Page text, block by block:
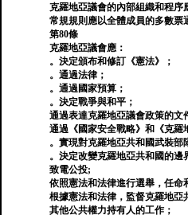
克羅地亞議會的內部組織和程序
常規規則應以全體成員的多數票
第80條
克羅地亞議會應：
。決定頒布和修訂《憲法》；
。通過法律；
。通過國家預算；
。決定戰爭與和平；
通過表達克羅地亞議會政策的文
通過《國家安全戰略》和《克羅
。實現對克羅地亞共和國武裝部
。決定改變克羅地亞共和國的邊
致電公投;
依照憲法和法律進行選舉，任命
根據憲法和法律，監督克羅地亞
其他公共權力持有人的工作；